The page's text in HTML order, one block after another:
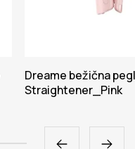
Dreame bežična
Straightener_Pink